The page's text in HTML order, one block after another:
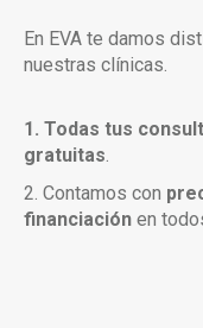
En EVA te damos
nuestras clínicas.
1. Todas tus
gratuitas
2. Contamos con
financiación en